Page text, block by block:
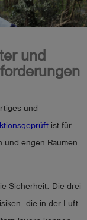
und
und
ist für
und engen Räumen
Sicherheit: Die drei
die in der Luft